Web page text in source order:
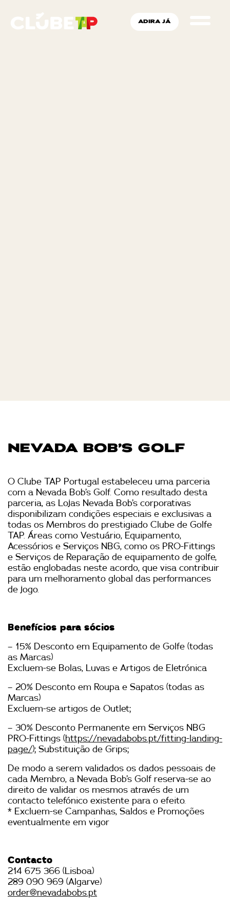
ADIRA JÁ
NEVADA BOB’S GOLF
O Clube TAP Portugal estabeleceu uma parceria
com a Nevada Bob’s Golf. Como resultado desta
parceria, as Lojas Nevada Bob’s corporativas
disponibilizam condições especiais e exclusivas a
todas os Membros do prestigiado Clube de Golfe
TAP. Áreas como Vestuário, Equipamento,
Acessórios e Serviços NBG, como os PRO-Fittings
e Serviços de Reparação de equipamento de golfe,
estão englobadas neste acordo, que visa contribuir
para um melhoramento global das performances
de jogo.
Benefícios para sócios
– 15% Desconto em Equipamento de Golfe (todas
as Marcas)
Excluem-se Bolas, Luvas e Artigos de Eletrónica
– 20% Desconto em Roupa e Sapatos (todas as
Marcas)
Excluem-se artigos de Outlet;
– 30% Desconto Permanente em Serviços NBG
PRO-Fittings (https://nevadabobs.pt/fitting-landing-
page/); Substituição de Grips;
De modo a serem validados os dados pessoais de
cada Membro, a Nevada Bob’s Golf reserva-se ao
direito de validar os mesmos através de um
contacto telefónico existente para o efeito.
* Excluem-se Campanhas, Saldos e Promoções
eventualmente em vigor
Contacto
214 675 366 (Lisboa)
289 090 969 (Algarve)
order@nevadabobs.pt